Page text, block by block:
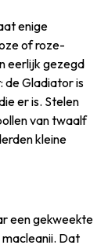
enige
of roze-
eerlijk gezegd
de Gladiator is
er is. Stelen
van twaalf
kleine
een gekweekte
macleanii. Dat